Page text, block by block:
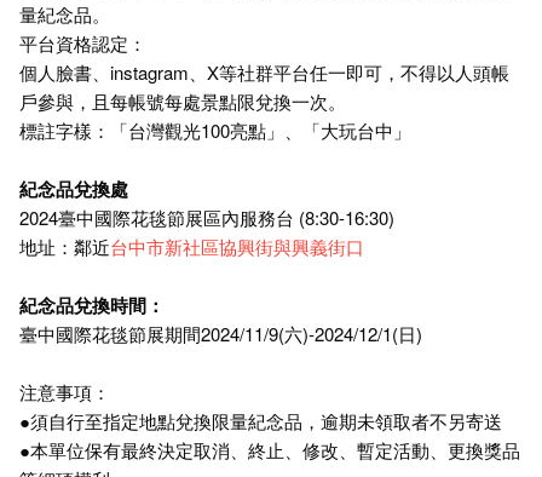
量紀念品。
平台資格認定：
個人臉書、instagram、X等社群平台任一即可，不得以人頭帳
戶參與，且每帳號每處景點限兌換一次。
標註字樣：「台灣觀光100亮點」、「大玩台中」
紀念品兌換處
2024臺中國際花毯節展區內服務台 (8:30-16:30)
地址：鄰近台中市新社區協興街與興義街口
紀念品兌換時間：
臺中國際花毯節展期間2024/11/9(六)-2024/12/1(日)
注意事項：
●須自行至指定地點兌換限量紀念品，逾期未領取者不另寄送
●本單位保有最終決定取消、終止、修改、暫定活動、更換獎品